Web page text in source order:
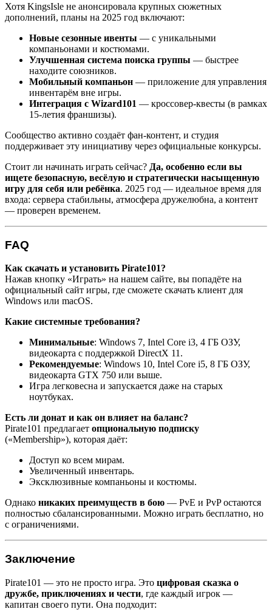
Хотя KingsIsle не анонсировала крупных сюжетных
дополнений, планы на 2025 год включают:
Новые сезонные ивенты — с уникальными
компаньонами и костюмами.
Улучшенная система поиска группы — быстрее
находите союзников.
Мобильный компаньон — приложение для управления
инвентарём вне игры.
Интеграция с Wizard101 — кроссовер-квесты (в рамках
15-летия франшизы).
Сообщество активно создаёт фан-контент, и студия
поддерживает эту инициативу через официальные конкурсы.
Стоит ли начинать играть сейчас? Да, особенно если вы
ищете безопасную, весёлую и стратегически насыщенную
игру для себя или ребёнка. 2025 год — идеальное время для
входа: сервера стабильны, атмосфера дружелюбна, а контент
— проверен временем.
FAQ
Как скачать и установить Pirate101?
Нажав кнопку «Играть» на нашем сайте, вы попадёте на
официальный сайт игры, где сможете скачать клиент для
Windows или macOS.
Какие системные требования?
Минимальные: Windows 7, Intel Core i3, 4 ГБ ОЗУ,
видеокарта с поддержкой DirectX 11.
Рекомендуемые: Windows 10, Intel Core i5, 8 ГБ ОЗУ,
видеокарта GTX 750 или выше.
Игра легковесна и запускается даже на старых
ноутбуках.
Есть ли донат и как он влияет на баланс?
Pirate101 предлагает опциональную подписку
(«Membership»), которая даёт:
Доступ ко всем мирам.
Увеличенный инвентарь.
Эксклюзивные компаньоны и костюмы.
Однако никаких преимуществ в бою — PvE и PvP остаются
полностью сбалансированными. Можно играть бесплатно, но
с ограничениями.
Заключение
Pirate101 — это не просто игра. Это цифровая сказка о
дружбе, приключениях и чести, где каждый игрок —
капитан своего пути. Она подходит: